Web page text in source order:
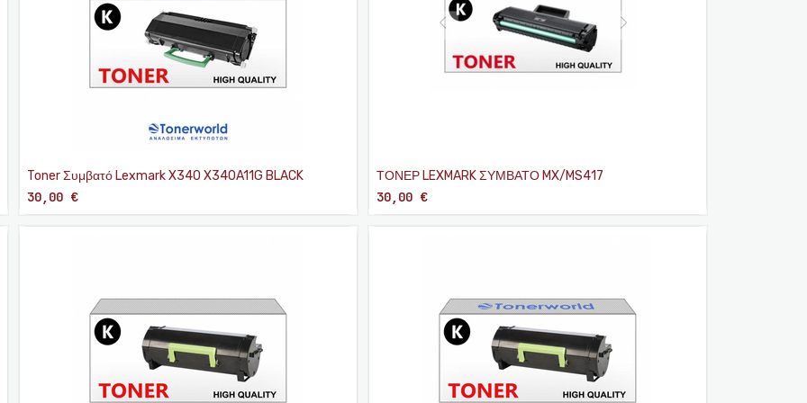
Toner Συμβατό Lexmark X340 X340A11G BLACK
30,00€
ΤΟΝΕΡ LEXMARK ΣΥΜΒΑΤΟ MX/MS417
30,00€